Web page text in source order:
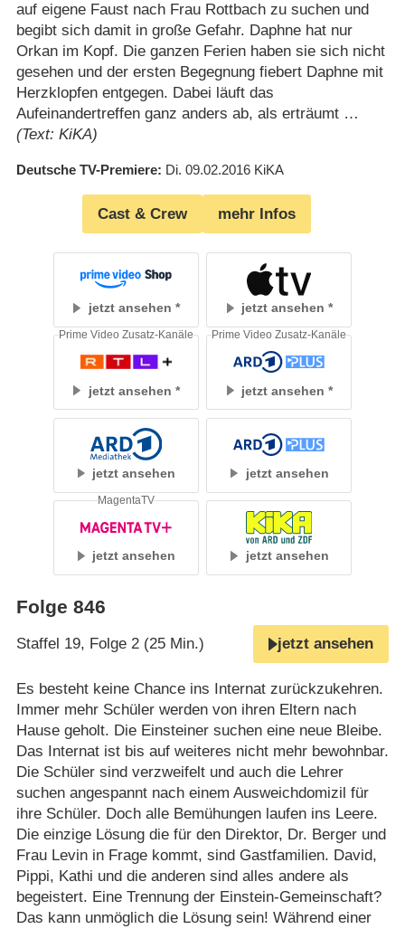
auf eigene Faust nach Frau Rottbach zu suchen und
begibt sich damit in große Gefahr. Daphne hat nur
Orkan im Kopf. Die ganzen Ferien haben sie sich nicht
gesehen und der ersten Begegnung fiebert Daphne mit
Herzklopfen entgegen. Dabei läuft das
Aufeinandertreffen ganz anders ab, als erträumt …
(Text: KiKA)
Deutsche TV-Premiere Di. 09.02.2016 KiKA
Cast & Crew mehr Infos
jetzt ansehen jetzt ansehen
jetzt ansehen
Prime Video Zusatz-Kanäle
jetzt ansehen
Prime Video Zusatz-Kanäle
jetzt ansehen jetzt ansehen
jetzt ansehen
MagentaTV
jetzt ansehen
Folge 846
Staffel 19, Folge 2 (25 Min.) jetzt ansehen
Es besteht keine Chance ins Internat zurückzukehren.
Immer mehr Schüler werden von ihren Eltern nach
Hause geholt. Die Einsteiner suchen eine neue Bleibe.
Das Internat ist bis auf weiteres nicht mehr bewohnbar.
Die Schüler sind verzweifelt und auch die Lehrer
suchen angespannt nach einem Ausweichdomizil für
ihre Schüler. Doch alle Bemühungen laufen ins Leere.
Die einzige Lösung die für den Direktor, Dr. Berger und
Frau Levin in Frage kommt, sind Gastfamilien. David,
Pippi, Kathi und die anderen sind alles andere als
begeistert. Eine Trennung der Einstein-Gemeinschaft?
Das kann unmöglich die Lösung sein! Während einer